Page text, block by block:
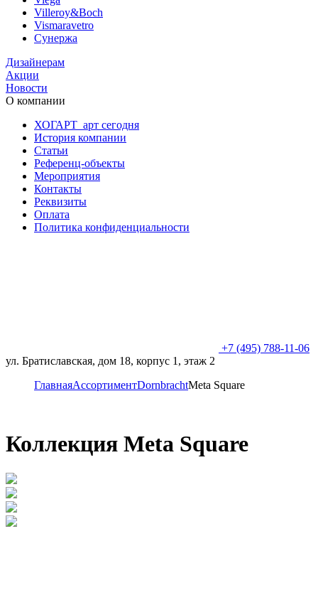
Villeroy&Boch
Vismaravetro
Сунержа
Дизайнерам
Акции
Новости
О компании
ХОГАРТ_арт сегодня
История компании
Статьи
Референц-объекты
Мероприятия
Контакты
Реквизиты
Оплата
Политика конфиденциальности
+7 (495) 788-11-06
ул. Братиславская, дом 18, корпус 1, этаж 2
ГлавнаяАссортиментDornbrachtMeta Square
Коллекция Meta Square